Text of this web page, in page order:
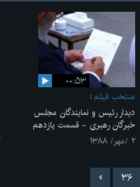
۰۰:۵۳
منتخب فیلم
دیدار رئیس و نمایندگان مجلس
خبرگان رهبری - قسمت یازدهم
۲ /مهر/ ۱۳۸۸
۳۶